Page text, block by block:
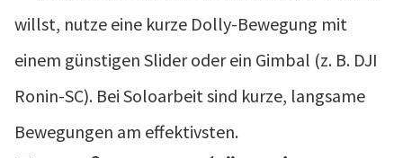
willst, nutze eine kurze Dolly-Bewegung mit
einem günstigen Slider oder ein Gimbal (z. B. DJI
Ronin-SC). Bei Soloarbeit sind kurze, langsame
Bewegungen am effektivsten.